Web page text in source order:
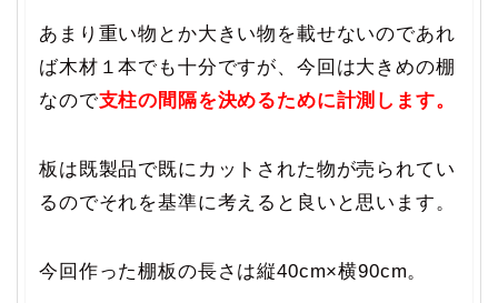
あまり重い物とか大きい物を載せないのであれ
ば木材１本でも十分ですが、今回は大きめの棚
なので支柱の間隔を決めるために計測します。
板は既製品で既にカットされた物が売られてい
るのでそれを基準に考えると良いと思います。
今回作った棚板の長さは縦40cm×横90cm。